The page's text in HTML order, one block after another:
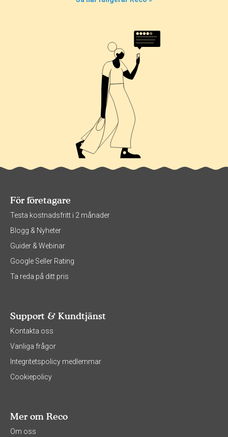
För företagare
Testa kostnadsfritt i 2 månader
Blogg & Nyheter
Guider & Webinar
Google Seller Rating
Ta reda på ditt pris
Support & Kundtjänst
Kontakta oss
Vanliga frågor
Integritetspolicy medlemmar
Cookiepolicy
Mer om Reco
Om oss